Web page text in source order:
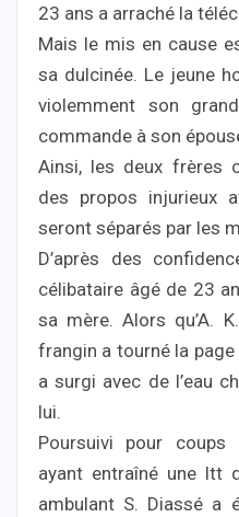
23 ans a arraché la
Mais le mis en cause
sa dulcinée. Le jeune
violemment son
commande à son
Ainsi, les deux frères
des propos injurieux
seront séparés par les
D’après des
célibataire âgé de 23
sa mère. Alors qu’A.
frangin a tourné la page
a surgi avec de l’eau
lui.
Poursuivi pour coups
ayant entraîné une Itt
ambulant S. Diassé a